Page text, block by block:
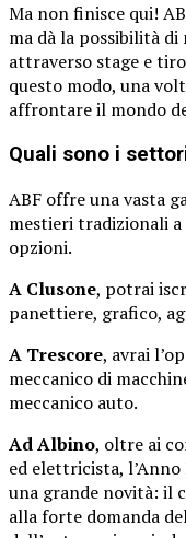
Ma non finisce qui!
ma dà la possibilità
attraverso stage e
questo modo, una
affrontare il mondo
Quali sono i
ABF offre una vasta
mestieri tradizionali
opzioni.
A Clusone, potrai
panettiere, grafico,
A Trescore, avrai
meccanico di
meccanico auto.
Ad Albino, oltre ai
ed elettricista,
una grande novità: il
alla forte domanda